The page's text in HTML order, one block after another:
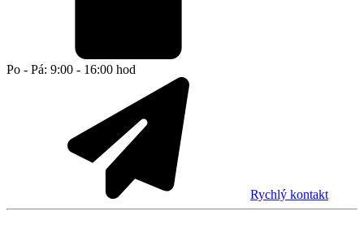
Po - Pá: 9:00 - 16:00 hod
Rychlý kontakt